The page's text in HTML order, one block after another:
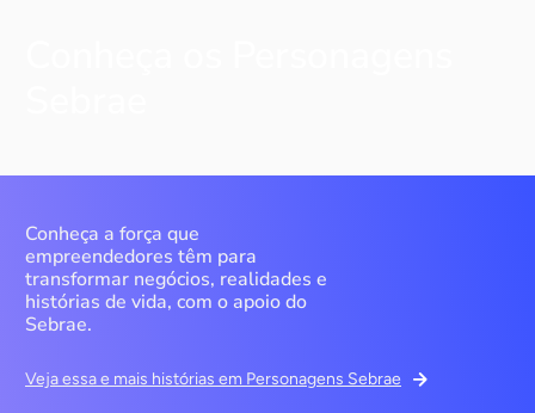
Conheça a força que
empreendedores têm para
transformar negócios, realidades e
histórias de vida, com o apoio do
Sebrae.
Veja essa e mais histórias em Personagens Sebrae